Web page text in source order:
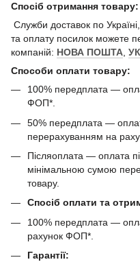
Спосіб отримання товару:
Служби доставок по
та оплату посилок можете
компаній: НОВА ПОШТА
Способи оплати товару:
100% передплата —
ФОП*.
50% передплата —
перерахуванням на
Післяоплата — оплата
мінімальною сумою
товару.
Спосіб оплати та
100% передплата —
рахунок ФОП*.
Гарантії: